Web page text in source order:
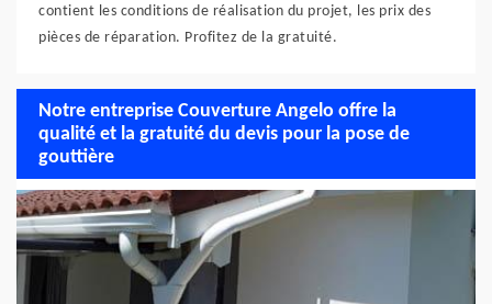
contient les conditions de réalisation du projet, les prix des
pièces de réparation. Profitez de la gratuité.
Notre entreprise Couverture Angelo offre la
qualité et la gratuité du devis pour la pose de
gouttière